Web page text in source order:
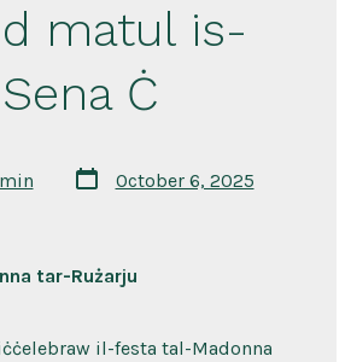
matul is-
Sena Ċ
Post
date
October 6, 2025
tar-Rużarju
il-festa tal-Madonna